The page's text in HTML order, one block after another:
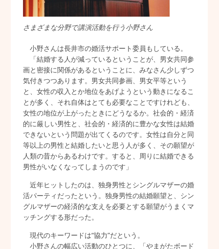
さまざまな分野で講演活動を行う小野さん
小野さんは長井市の婚活サポート委員もしている。
「結婚する人が減っているということが、男女共同参
画と密接に関係があるということに、みなさん少しずつ
気付きつつあります。男女共同参画、男女平等という
と、女性の収入とか地位をあげようという動きになるこ
とが多く、それ自体はとても必要なことですけれども、
女性の地位が上がったときにどうなるか。社会的・経済
的に厳しい男性と、社会的・経済的に豊かな女性は結婚
できないという問題が出てくるのです。女性は自分と同
等以上の男性と結婚したいと思う人が多く、その願望が
人類の昔からあるわけです。すると、周りに結婚できる
男性がいなくなってしまうのです」
近年ヒットしたのは、独身男性とシングルマザーの婚
活パーティだったという。独身男性の結婚願望と、シン
グルマザーの経済的な支えを必要とする願望がうまくマ
ッチングする形だった。
現代のキーワードは“協力”だという。
小野さんの幅広い活動のひとつに、「やまがたボード